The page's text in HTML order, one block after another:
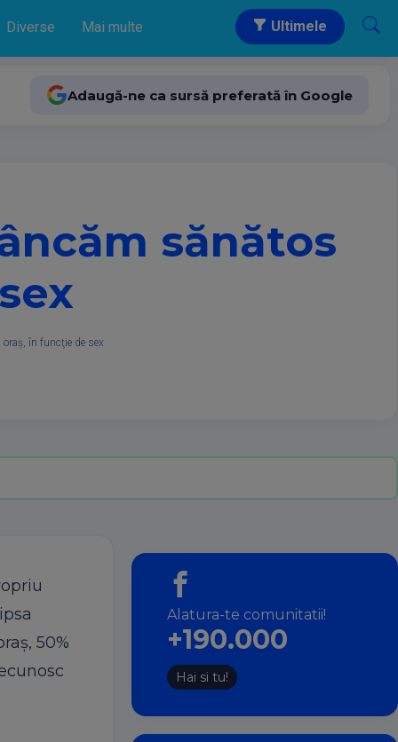
Diverse Mai multe Ultimele
Adaugă-ne ca sursă preferată în Google
sănătos
în funcţie de sex
50%
Alatura-te comunitatii!
+190.000
Hai si tu!